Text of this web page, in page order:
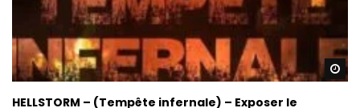
HELLSTORM – (Tempête infernale) – Exposer le